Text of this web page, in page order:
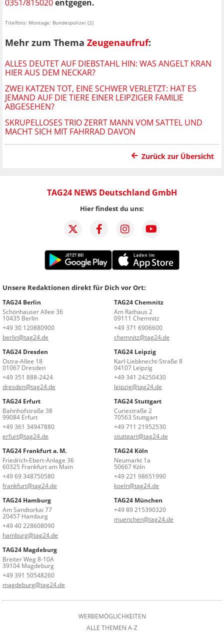
0351/815020entgegen.
Titelfoto: Montage: Bundespolizei (2)
Mehr zum Thema Zeugenaufruf:
ALLES DEUTET AUF DIEBSTAHL HIN: WAS ANGELT KRAN
HIER AUS DEM NECKAR?
ZWEI KATZEN TOT, EINE SCHWER VERLETZT: HAT ES
JEMAND AUF DIE TIERE EINER LEIPZIGER FAMILIE
ABGESEHEN?
SKRUPELLOSES TRIO ZERRT MANN VOM SATTEL UND
MACHT SICH MIT FAHRRAD DAVON
Zurück zur Übersicht
TAG24 NEWS Deutschland GmbH
Hier findest du uns:
Unsere Redaktionen direkt für Dich vor Ort:
TAG24 Berlin
Schönhauser Allee 36
10435 Berlin
+49 30 120880900
berlin@tag24.de
TAG24 Chemnitz
Am Rathaus 2
09111 Chemnitz
+49 371 6906600
chemnitz@tag24.de
TAG24 Dresden
Ostra-Allee 18
01067 Dresden
+49 351 888-2424
dresden@tag24.de
TAG24 Leipzig
Karl-Liebknecht-Straße 8
04107 Leipzig
+49 341 24250430
leipzig@tag24.de
TAG24 Erfurt
Bahnhofstraße 38
99084 Erfurt
+49 361 34947880
erfurt@tag24.de
TAG24 Stuttgart
Curiestraße 2
70563 Stuttgart
+49 711 21952530
stuttgart@tag24.de
TAG24 Frankfurt a. M.
Friedrich-Ebert-Anlage 36
60325 Frankfurt am Main
+49 69 348750580
frankfurt@tag24.de
TAG24 Köln
Neumarkt 1a
50667 Köln
+49 221 98651990
koeln@tag24.de
TAG24 Hamburg
Am Sandtorkai 77
20457 Hamburg
+49 40 228608090
hamburg@tag24.de
TAG24 München
+49 89 215390320
muenchen@tag24.de
TAG24 Magdeburg
Breiter Weg 8-10A
39104 Magdeburg
+49 391 50548260
magdeburg@tag24.de
WERBEMÖGLICHKEITEN
ALLE THEMEN A-Z